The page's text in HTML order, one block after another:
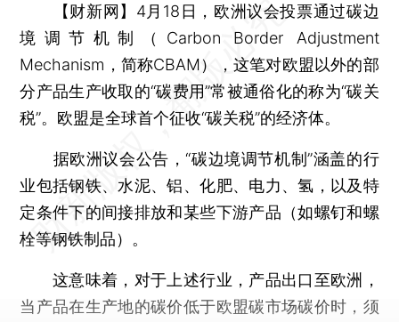
【财新网】 4月18日，欧洲议会投票通过碳边
境调节机制（Carbon Border Adjustment
Mechanism，简称CBAM），这笔对欧盟以外的部
分产品生产收取的“碳费用”常被通俗化的称为“碳关
税”。欧盟是全球首个征收“碳关税”的经济体。
据欧洲议会公告，“碳边境调节机制”涵盖的行
业包括钢铁、水泥、铝、化肥、电力、氢，以及特
定条件下的间接排放和某些下游产品（如螺钉和螺
栓等钢铁制品）。
这意味着，对于上述行业，产品出口至欧洲，
当产品在生产地的碳价低于欧盟碳市场碳价时，须